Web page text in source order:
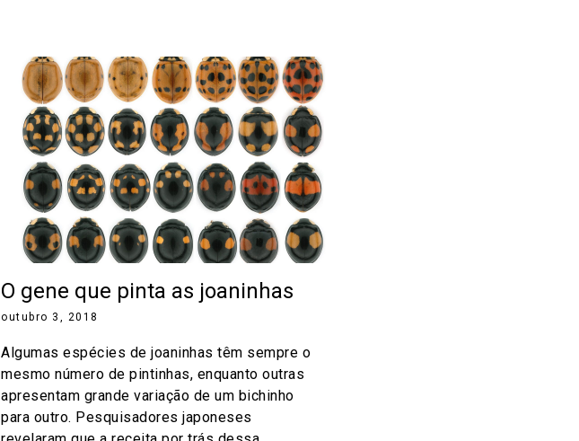
O gene que pinta as joaninhas
outubro 3, 2018
Algumas espécies de joaninhas têm sempre o
mesmo número de pintinhas, enquanto outras
apresentam grande variação de um bichinho
para outro. Pesquisadores japoneses